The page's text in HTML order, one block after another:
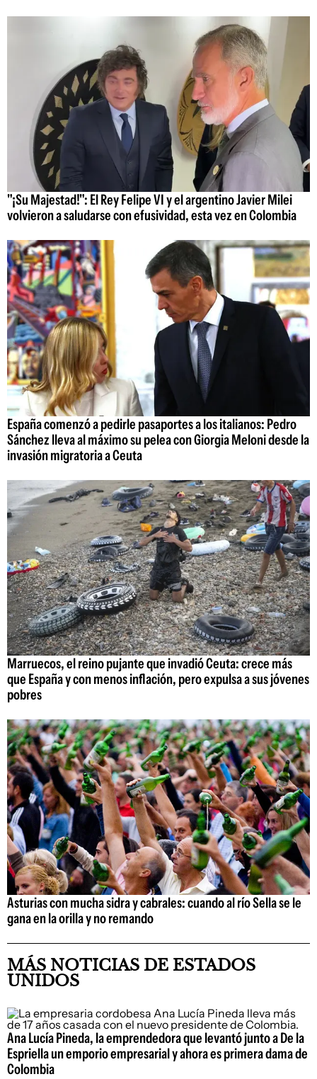
"¡Su Majestad!": El Rey Felipe VI y el argentino Javier Milei
volvieron a saludarse con efusividad, esta vez en Colombia
España comenzó a pedirle pasaportes a los italianos: Pedro
Sánchez lleva al máximo su pelea con Giorgia Meloni desde la
invasión migratoria a Ceuta
Marruecos, el reino pujante que invadió Ceuta: crece más
que España y con menos inflación, pero expulsa a sus jóvenes
pobres
Asturias con mucha sidra y cabrales: cuando al río Sella se le
gana en la orilla y no remando
MÁS NOTICIAS DE ESTADOS
UNIDOS
Ana Lucía Pineda, la emprendedora que levantó junto a De la
Espriella un emporio empresarial y ahora es primera dama de
Colombia